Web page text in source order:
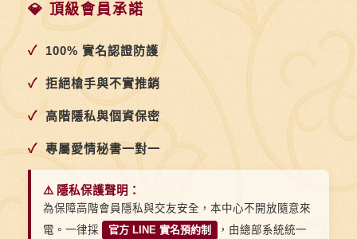
💎 頂級會員承諾
✓ 100% 實名認證防護
✓ 拒絕槍手與不實推銷
✓ 高階隱私與個資保密
✓ 專屬愛情秘書一對一
⚠️ 隱私保護聲明：
為保障高階會員隱私與交友安全，本中心不開放隨意來
電。一律採
官方 LINE 實名預約制
，由總部系統統一